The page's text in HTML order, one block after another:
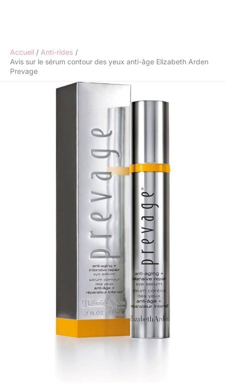
Accueil
Anti-rides
Avis sur le sérum contour des yeux anti-âge Elizabeth Arden
Prevage